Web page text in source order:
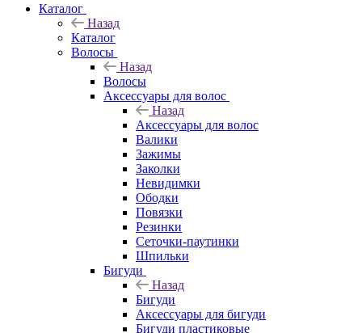
Каталог
Назад
Каталог
Волосы
Назад
Волосы
Аксессуары для волос
Назад
Аксессуары для волос
Валики
Зажимы
Заколки
Невидимки
Ободки
Повязки
Резинки
Сеточки-паутинки
Шпильки
Бигуди
Назад
Бигуди
Аксессуары для бигуди
Бигуди пластиковые